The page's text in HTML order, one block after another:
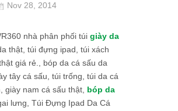
Nov 28, 2014
nhà phân phối túi giày da
thật, túi đựng ipad, túi xách
giá rẻ., bóp da cá sấu da
tây cá sấu, túi trống, túi da cá
giày nam cá sấu thật, bóp da
lưng, Túi Đựng Ipad Da Cá